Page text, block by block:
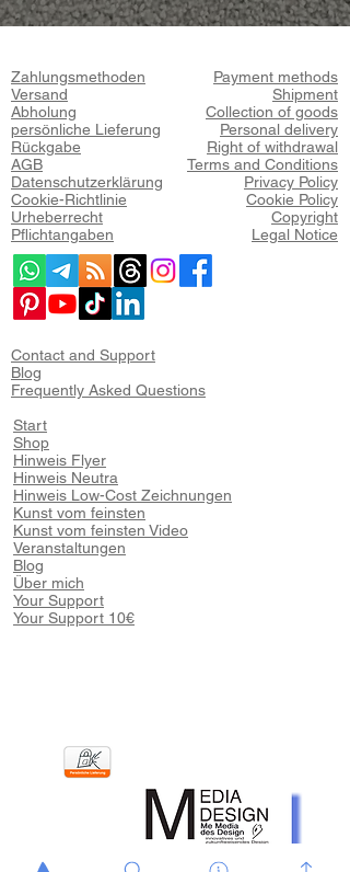
Zahlungsmethoden
Versand
Abholung
persönliche Lieferung
Rückgabe
AGB
Datenschutzerklärung
Cookie-Richtlinie
Urheberrecht
Pflichtangaben
Payment methods
Shipment
Collection of goods
Personal delivery
Right of withdrawal
Terms and Conditions
Privacy Policy
Cookie Policy
Copyright
Legal Notice
Contact and Support
Blog
Frequently Asked Questions
Start
Shop
Hinweis Flyer
Hinweis Neutra
Hinweis Low-Cost Zeichnungen
Kunst vom feinsten
Kunst vom feinsten Video
Veranstaltungen
Blog
Über mich
Your Support
Your Support 10€